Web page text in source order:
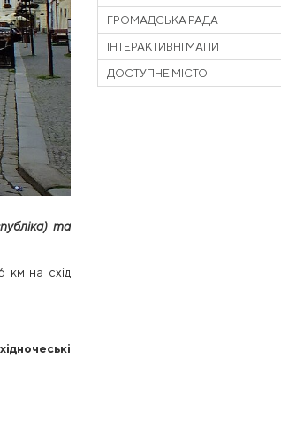
та
км на схід
ГРОМАДСЬКА РАДА
ІНТЕРАКТИВНІ МАПИ
ДОСТУПНЕ МІСТО